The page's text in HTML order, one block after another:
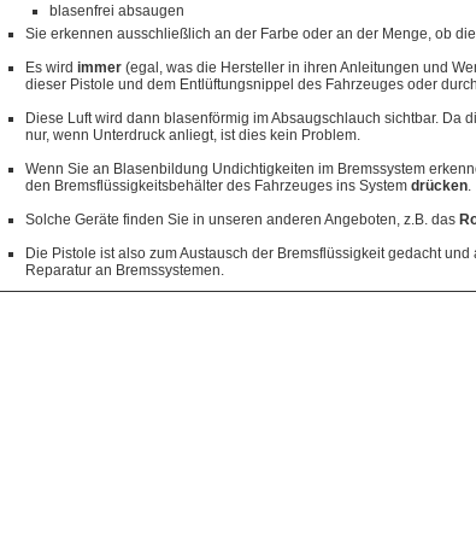
blasenfrei absaugen
Sie erkennen ausschließlich an der Farbe oder an der Menge, ob
Es wird immer (egal, was die Hersteller in ihren Anleitungen und
dieser Pistole und dem Entlüftungsnippel des Fahrzeuges oder
Diese Luft wird dann blasenförmig im Absaugschlauch sichtbar. Da
nur, wenn Unterdruck anliegt, ist dies kein Problem.
Wenn Sie an Blasenbildung Undichtigkeiten im Bremssystem
den Bremsflüssigkeitsbehälter des Fahrzeuges ins System drücken.
Solche Geräte finden Sie in unseren anderen Angeboten, z.B. das
Die Pistole ist also zum Austausch der Bremsflüssigkeit gedacht
Reparatur an Bremssystemen.